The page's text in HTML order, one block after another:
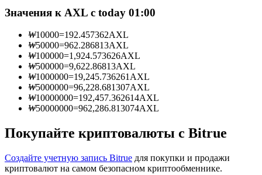
за копи-трейдинг
Информация
и т. д.
Значения к AXL с today 01:00
₩10000=192.457362AXL
₩50000=962.286813AXL
₩100000=1,924.573626AXL
₩500000=9,622.86813AXL
₩1000000=19,245.736261 AXL
₩5000000=96,228.681307AXL
₩10000000=192,457.362614AXL
₩50000000=962,286.813074AXL
Покупайте криптовалюты с Bitrue
Создайте учетную запись Bitrue для покупки и продажи
криптовалют на самом безопасном криптообменнике.